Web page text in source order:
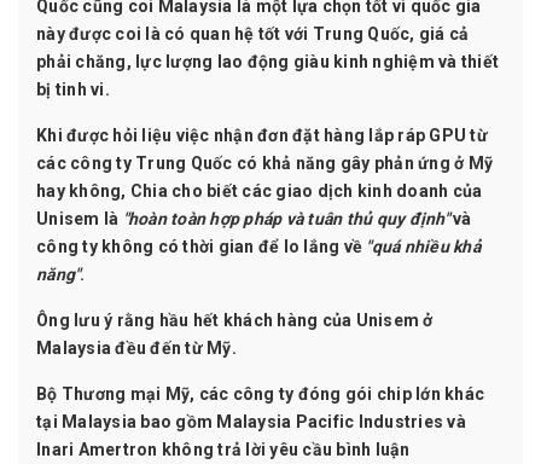
Quốc cũng coi Malaysia là một lựa chọn tốt vì quốc gia
này được coi là có quan hệ tốt với Trung Quốc, giá cả
phải chăng, lực lượng lao động giàu kinh nghiệm và thiết
bị tinh vi.
Khi được hỏi liệu việc nhận đơn đặt hàng lắp ráp GPU từ
các công ty Trung Quốc có khả năng gây phản ứng ở Mỹ
hay không, Chia cho biết các giao dịch kinh doanh của
Unisem là "hoàn toàn hợp pháp và tuân thủ quy định"và
công ty không có thời gian để lo lắng về "quá nhiều khả
năng".
Ông lưu ý rằng hầu hết khách hàng của Unisem ở
Malaysia đều đến từ Mỹ.
Bộ Thương mại Mỹ, các công ty đóng gói chip lớn khác
tại Malaysia bao gồm Malaysia Pacific Industries và
Inari Amertron không trả lời yêu cầu bình luận